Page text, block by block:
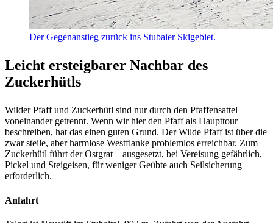
Der Gegenanstieg zurück ins Stubaier Skigebiet.
Leicht ersteigbarer Nachbar des
Zuckerhütls
Wilder Pfaff und Zuckerhütl sind nur durch den Pfaffensattel
voneinander getrennt. Wenn wir hier den Pfaff als Haupttour
beschreiben, hat das einen guten Grund. Der Wilde Pfaff ist über die
zwar steile, aber harmlose Westflanke problemlos erreichbar. Zum
Zuckerhütl führt der Ostgrat – ausgesetzt, bei Vereisung gefährlich,
Pickel und Steigeisen, für weniger Geübte auch Seilsicherung
erforderlich.
Anfahrt